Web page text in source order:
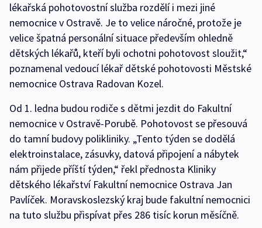
lékařská pohotovostní služba rozdělí i mezi jiné
nemocnice v Ostravě. Je to velice náročné, protože je
velice špatná personální situace především ohledně
dětských lékařů, kteří byli ochotni pohotovost sloužit,“
poznamenal vedoucí lékař dětské pohotovosti Městské
nemocnice Ostrava Radovan Kozel.
Od 1. ledna budou rodiče s dětmi jezdit do Fakultní
nemocnice v Ostravě-Porubě. Pohotovost se přesouvá
do tamní budovy polikliniky. „Tento týden se dodělá
elektroinstalace, zásuvky, datová připojení a nábytek
nám přijede příští týden,“ řekl přednosta Kliniky
dětského lékařství Fakultní nemocnice Ostrava Jan
Pavlíček. Moravskoslezský kraj bude fakultní nemocnici
na tuto službu přispívat přes 286 tisíc korun měsíčně.